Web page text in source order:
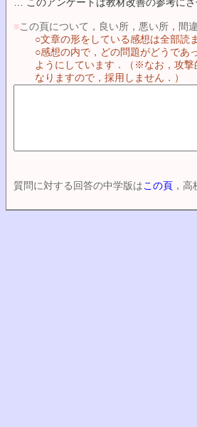
■この頁について，良い所，悪い所，間
○文章の形をしている感想は全部読
○感想の内で，どの問題がどうであ
ようにしています．（※なお，攻
なりますので，採用しません．）
質問に対する回答の中学版はこの頁 ，